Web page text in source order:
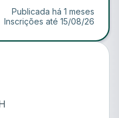
Publicada há 1 meses
Inscrições até 15/08/26